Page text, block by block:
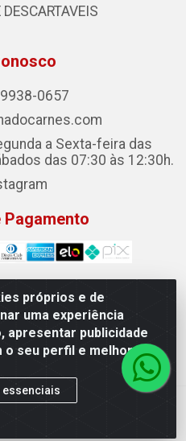
próprios e de
uma experiência
apresentar publicidade
seu perfil e melhorar a
essenciais
0657
a Sexta-feira das
das 07:30 às 12:30h.
Pagamento
de Alimentos LTDA -
148 - Centro - Oeiras/PI
31.391.008/0001-50